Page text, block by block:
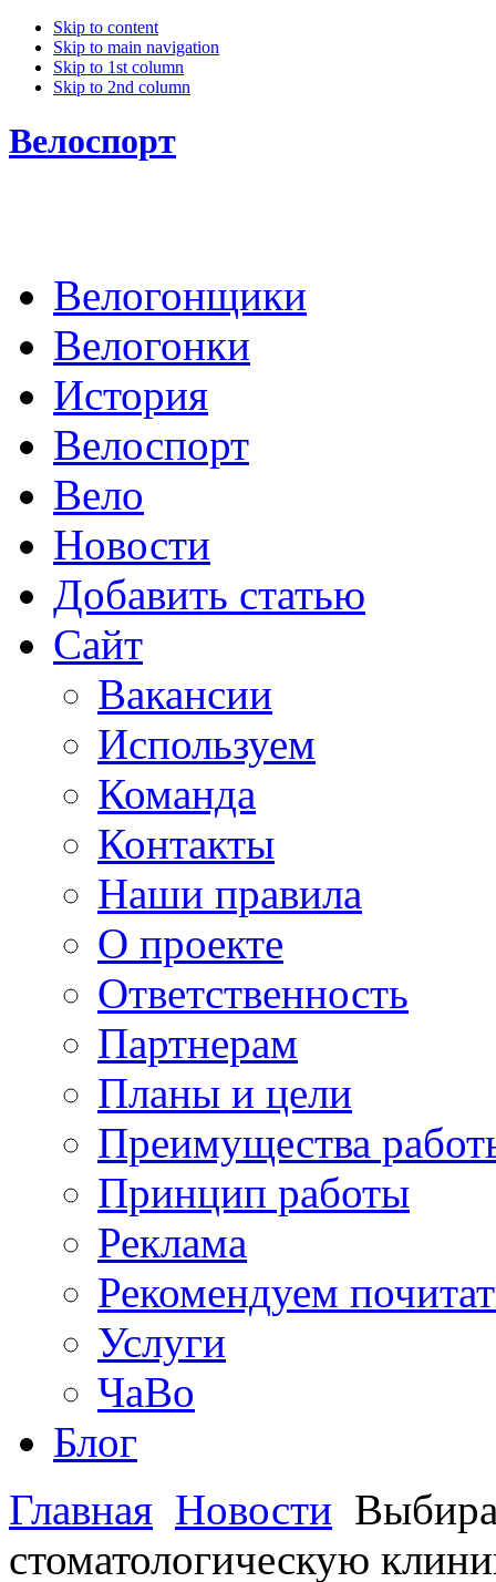
Skip to content
Skip to main navigation
Skip to 1st column
Skip to 2nd column
Велоспорт
Велогонщики
Велогонки
История
Велоспорт
Вело
Новости
Добавить статью
Сайт
Вакансии
Используем
Команда
Контакты
Наши правила
О проекте
Ответственность
Партнерам
Планы и цели
Преимущества
Принцип работы
Реклама
Рекомендуем
Услуги
ЧаВо
Блог
Главная Новости
стоматологическую